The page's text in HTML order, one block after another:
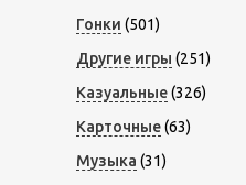
Гонки (501)
Другие игры (251)
Казуальные(326)
Карточные(63)
Музыка (31)